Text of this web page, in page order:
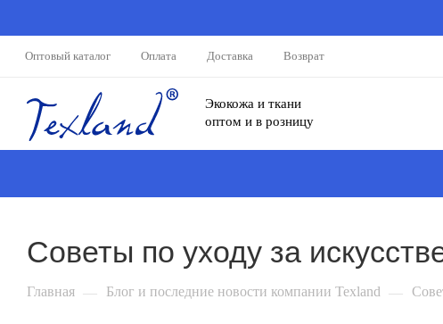
Оптовый каталог Оплата Доставка Возврат
Экокожа и ткани
оптом и в розницу
Советы по уходу за
Главная — Блог и последние новости компании Texland —